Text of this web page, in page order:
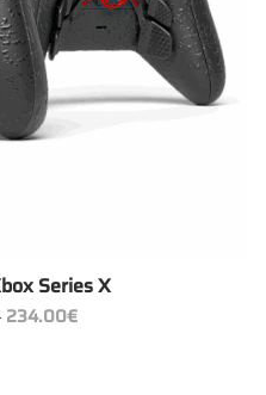
Series X
234.00€Preisspanne:
109.00€